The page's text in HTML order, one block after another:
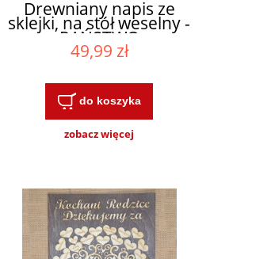
Drewniany napis ze
sklejki, na stół weselny -
PAŃSTWO
49,99 zł
do koszyka
zobacz więcej